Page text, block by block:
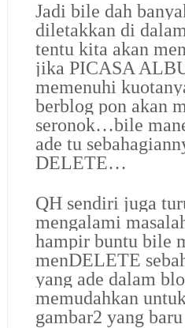
Jadi bile dah
diletakkan di
tentu kita akan
jika PICASA
memenuhi
berblog pon akan
seronok…bile
ade tu
DELETE…
QH sendiri juga
mengalami
hampir buntu bile
menDELETE
yang ade dalam
memudahkan
gambar2 yang